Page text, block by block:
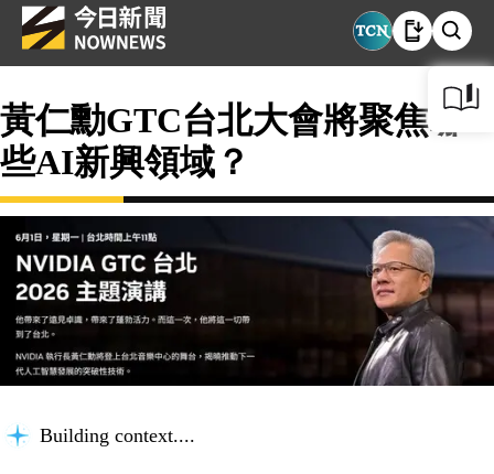
黃仁勳GTC台北大會將聚焦哪
些AI新興領域？
Building context...